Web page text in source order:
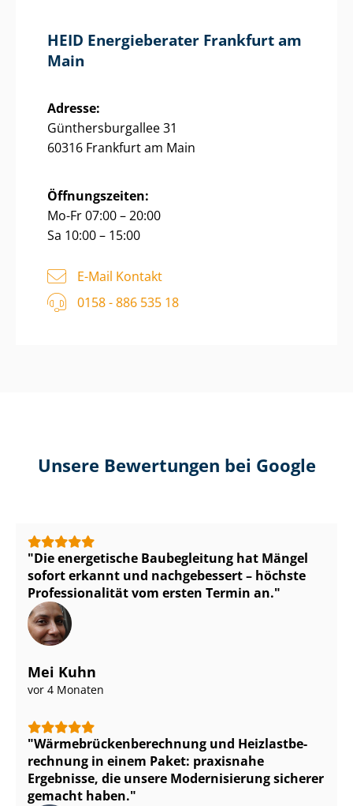
HEID Energieberater Frankfurt am
Main
Adresse:
Gün­thers­bur­g­al­lee 31
60316 Frankfurt am Main
Öffnungszeiten:
Mo-Fr 07:00 – 20:00
Sa 10:00 – 15:00
E-Mail Kontakt
0158 - 886 535 18
Unsere Bewertungen bei Google
Die energetische Baubegleitung hat Mängel
sofort erkannt und nachgebessert – höchste
Pro­fes­sio­na­li­tät vom ersten Termin an.
Mei Kuhn
vor 4 Monaten
Wär­me­brü­cken­be­rech­nung und Heiz­last­be­
rech­nung in einem Paket: praxisnahe
Ergebnisse, die unsere Modernisierung sicherer
gemacht haben.